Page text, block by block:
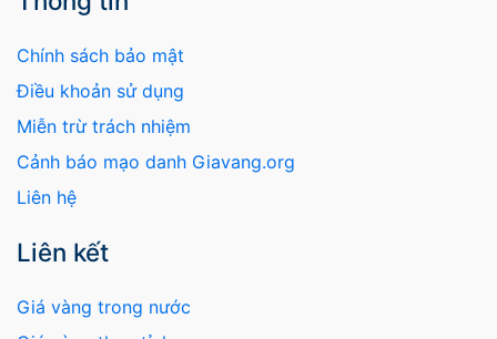
Chính sách bảo mật
Điều khoản sử dụng
Miễn trừ trách nhiệm
Cảnh báo mạo danh Giavang.org
Liên hệ
Liên kết
Giá vàng trong nước